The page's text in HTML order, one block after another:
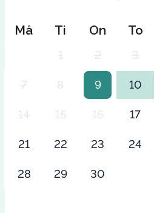
Må Ti On To
1 2 3
7 8 9 10
14 15 16 17
21 22 23 24
28 29 30